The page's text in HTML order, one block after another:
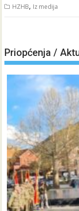
HZHB, Iz medija
Priopćenja /